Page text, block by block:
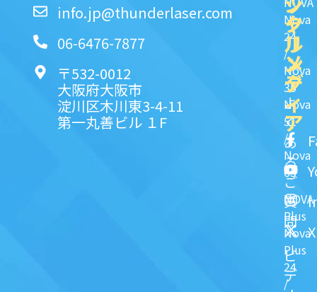
info.jp@thunderlaser.com
06-6476-7877
〒532-0012
大阪府大阪市
淀川区木川東3-4-11
第一丸善ビル １F
Nova
24
/
Nova
35
Nova
51
/
Nova
63
NOVA
Plus
Nova
Plus
24
/
ク
リ
ン
ク
よ
く
あ
る
ご
質
問
ビ
デ
ャ
ル
メ
デ
ィ
ア
X